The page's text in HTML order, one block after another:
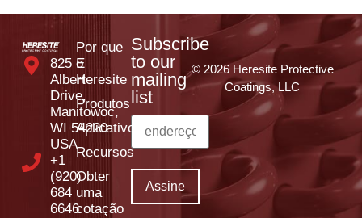
825 E
Albert
Drive,
Manitowoc,
WI 54220
USA
+1
(920)
684
6646
Por que
o
Heresite
Produtos
Aplicativos
Recursos
Obter
uma
cotação
Subscribe
to our
mailing
list
© 2026 Heresite Protective
Coatings, LLC